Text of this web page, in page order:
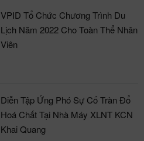
VPID Tổ Chức Chương Trình Du
Lịch Năm 2022 Cho Toàn Thể Nhân
Viên
Diễn Tập Ứng Phó Sự Cố Tràn Đổ
Hoá Chất Tại Nhà Máy XLNT KCN
Khai Quang